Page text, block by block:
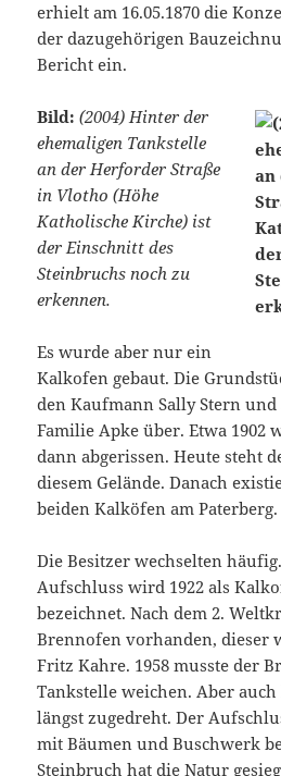
erhielt am 16.05.1870 die
der dazugehörigen
Bericht ein.
Bild:(2004) Hinter der
ehemaligen Tankstelle
an der Herforder Straße
in Vlotho (Höhe
Katholische Kirche) ist
der Einschnitt des
Steinbruchs noch zu
erkennen.
Es wurde aber nur ein
Kalkofen gebaut. Die
den Kaufmann Sally Stern
Familie Apke über. Etwa 1902
dann abgerissen. Heute steht
diesem Gelände. Danach
beiden Kalköfen am Paterberg.
Die Besitzer wechselten
Aufschluss wird 1922 als
bezeichnet. Nach dem 2.
Brennofen vorhanden, dieser
Fritz Kahre. 1958 musste der
Tankstelle weichen. Aber
längst zugedreht. Der
mit Bäumen und Buschwerk
Steinbruch hat die Natur